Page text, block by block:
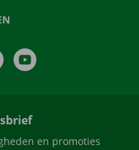
LinkedIn
en promoties